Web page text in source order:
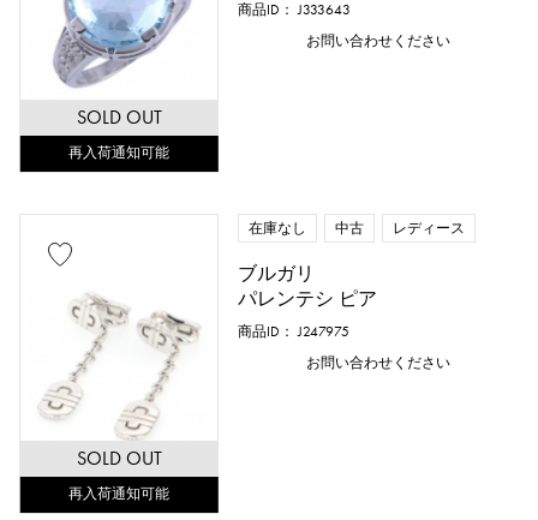
SOLD OUT
再入荷通知可能
商品ID： J333643
お問い合わせください
SOLD OUT
再入荷通知可能
在庫なし 中古 レディース
ブルガリ
パレンテシ ピア
商品ID： J247975
お問い合わせください